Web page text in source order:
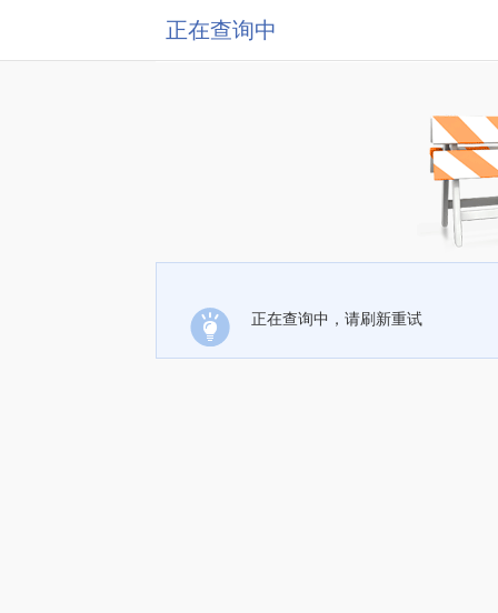
正在查询中
正在查询中，请刷新重试